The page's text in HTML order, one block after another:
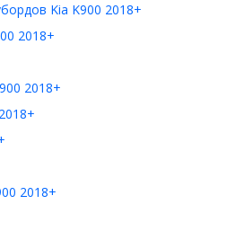
Kia K900 2018+
2018+
2018+
2018+